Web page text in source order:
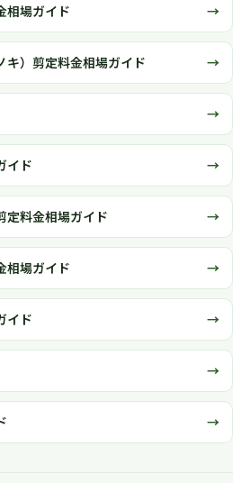
相場ガイド
キ）剪定料金相場ガイド
イド
定料金相場ガイド
相場ガイド
イド